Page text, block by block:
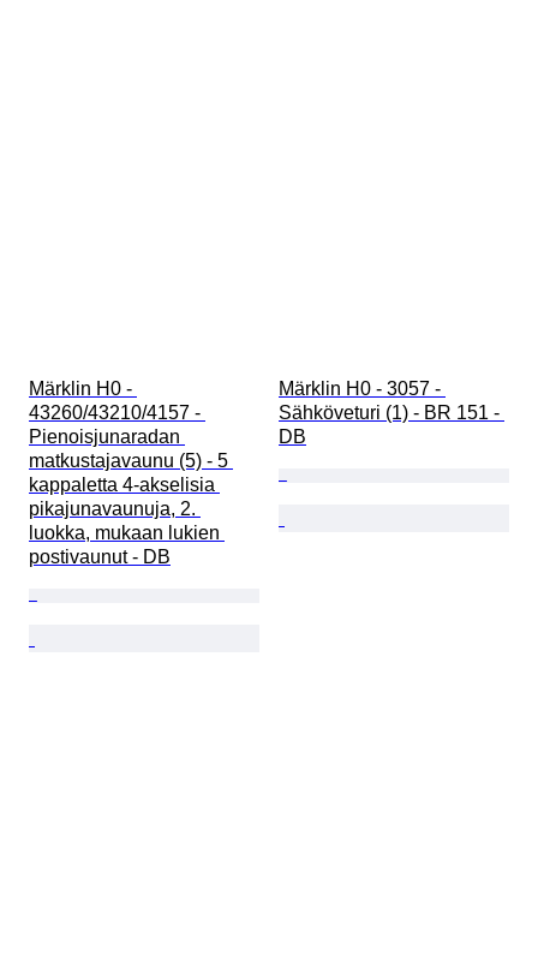
Märklin H0 -
43260/43210/4157 -
Pienoisjunaradan
matkustajavaunu (5) - 5
kappaletta 4-akselisia
pikajunavaunuja, 2.
luokka, mukaan lukien
postivaunut - DB
Märklin H0 - 3057 -
Sähköveturi (1) - BR 151 -
DB